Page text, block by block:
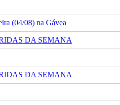
(04/08) na Gávea
DA SEMANA
DA SEMANA